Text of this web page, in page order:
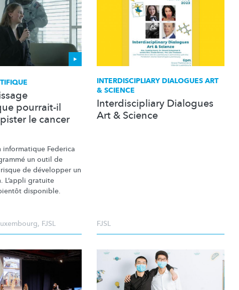
pourrait-il
le cancer
informatique Federica
un outil de
de développer un
L’appli gratuite
disponible.
, FJSL
INTERDISCIPLIARYDIALOGUES ART
& SCIENCE
Interdiscipliary Dialogues
Art & Science
FJSL